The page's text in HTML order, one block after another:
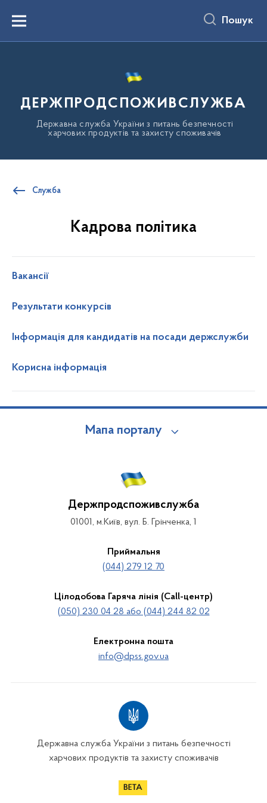
вмістуMenu Пошук
ДЕРЖПРОДСПОЖИВСЛУЖБА
Державна служба України з питань безпечності
харчових продуктів та захисту споживачів
Служба
Кадрова політика
Вакансії
Результати конкурсів
Інформація для кандидатів на посади держслужби
Корисна інформація
Мапа порталу
Держпродспоживслужба
01001, м.Київ, вул. Б. Грінченка, 1
Приймальня
(044) 279 12 70
Цілодобова Гаряча лінія (Call-центр)
(050) 230 04 28 або (044) 244 82 02
Електронна пошта
info@dpss.gov.ua
Державна служба України з питань безпечності
харчових продуктів та захисту споживачів